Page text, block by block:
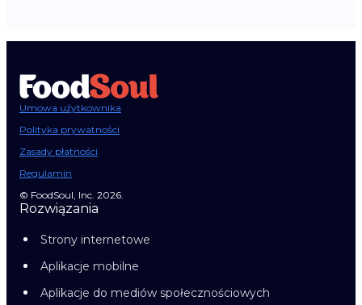
Umowa użytkownika
Polityka prywatności
Zasady płatności
Regulamin
© FoodSoul, Inc. 2026.
Rozwiązania
Strony internetowe
Aplikacje mobilne
Aplikacje do mediów społecznościowych